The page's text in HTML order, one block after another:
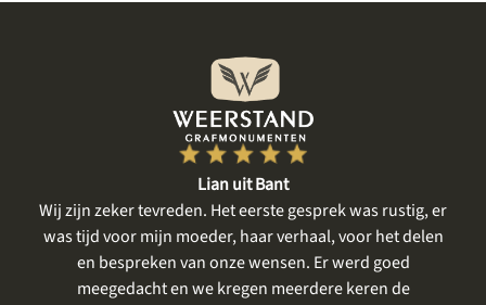
er
Jet uit Lelystad
De gesprekken vooraf waren heel plezierig, er is goed
meegedacht met mijn wensen en goed aangevoeld wat ik
mooi vind. Het resultaat is prachtig geworden . Ik had al
eerder iets laten uitvoeren door Weerstand en net als